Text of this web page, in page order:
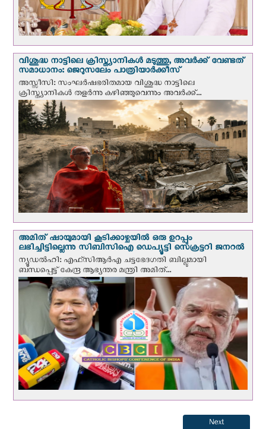
വിശുദ്ധ നാട്ടിലെ ക്രിസ്ത്യാനികൾ മടുത്തു, അവർക്ക് വേണ്ടത്
സമാധാനം: ജെറുസലേം പാത്രിയാര്‍ക്കീസ്
അസ്സീസി: സംഘര്‍ഷഭരിതമായ വിശുദ്ധ നാട്ടിലെ
ക്രിസ്ത്യാനികൾ തളര്‍ന്നു കഴിഞ്ഞുവെന്നും അവർക്ക്...
അമിത് ഷായുമായി കൂടിക്കാഴ്ചയില്‍ ഒരു ഉറപ്പും
ലഭിച്ചിട്ടില്ലെന്നു സിബിസിഐ ഡെപ്യൂട്ടി സെക്രട്ടറി ജനറല്‍
ന്യൂഡല്‍ഹി: എഫ്‌സിആര്‍എ ചട്ടഭേദഗതി ബില്ലുമായി
ബന്ധപ്പെട്ട് കേന്ദ്ര ആഭ്യന്തര മന്ത്രി അമിത്...
Next